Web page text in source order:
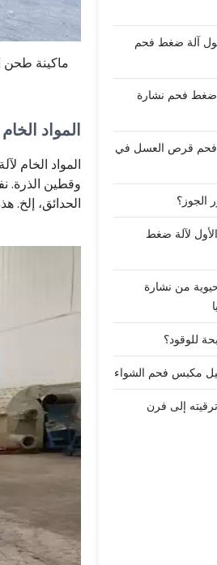
حول آلة ضغط فحم
ضغط فحم نشارة
فحم قرص العسل في
الجوز؟
لآلة ضغط
من نشارة
للوقود؟
مكبس فحم الشواء
إلى فرن
ماكينة طحن
المواد
المواد الخام
وقطين الذرة.
الحدائق، إلخ.